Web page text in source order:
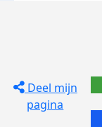
Deel mijn
pagina